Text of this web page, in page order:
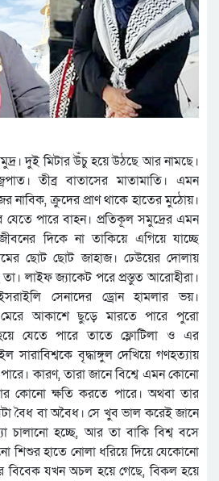
দুই মিটার উঁচু হয়ে উঠছে আর নামছে।
তীব্র বাতাসের মাতামাতি। এমন
নাবিক, ক্রুদের প্রাণ থাকে হাতের মুঠোয়।
পারে বাহন। প্রতিকূল সমুদ্রের এমন
দিকে না তাকিয়ে এগিয়ে যাচ্ছে
ছোট ছোট জাহাজ। ঢেউয়ের দোলায়
লাইফ জ্যাকেট পরে প্রস্তুত আরোহীরা।
সেনাদের ড্রোন হামলার ভয়।
আকাশে ছুড়ে মারতে পারে পুরো
হয়ে যেতে পারে তাতে ফ্লোটিলা ও এর
সারাবিশ্বকে বৃদ্ধাঙ্গুল দেখিয়ে গণহত্যায়
কারণ, তারা জানে বিশ্বে এমন কোনো
কোনো ক্ষতি করতে পারে। অথবা তার
বৈধ বা অবৈধ। সে খুব ভাল করেই জানে
চালানো হচ্ছে, আর তা বাকি বিশ্ব বসে
শিশুর হাতে নোলা ধরিয়ে দিয়ে যেকোনো
বিবেক যখন অচল হয়ে গেছে, বিকল হয়ে